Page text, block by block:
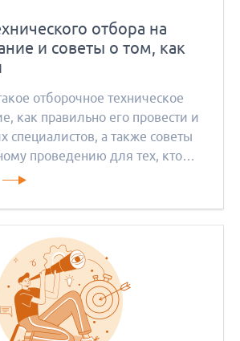
отбора на
и советы о том, как
отборочное техническое
как правильно его провести и
специалистов, а также советы
проведению для тех, кто